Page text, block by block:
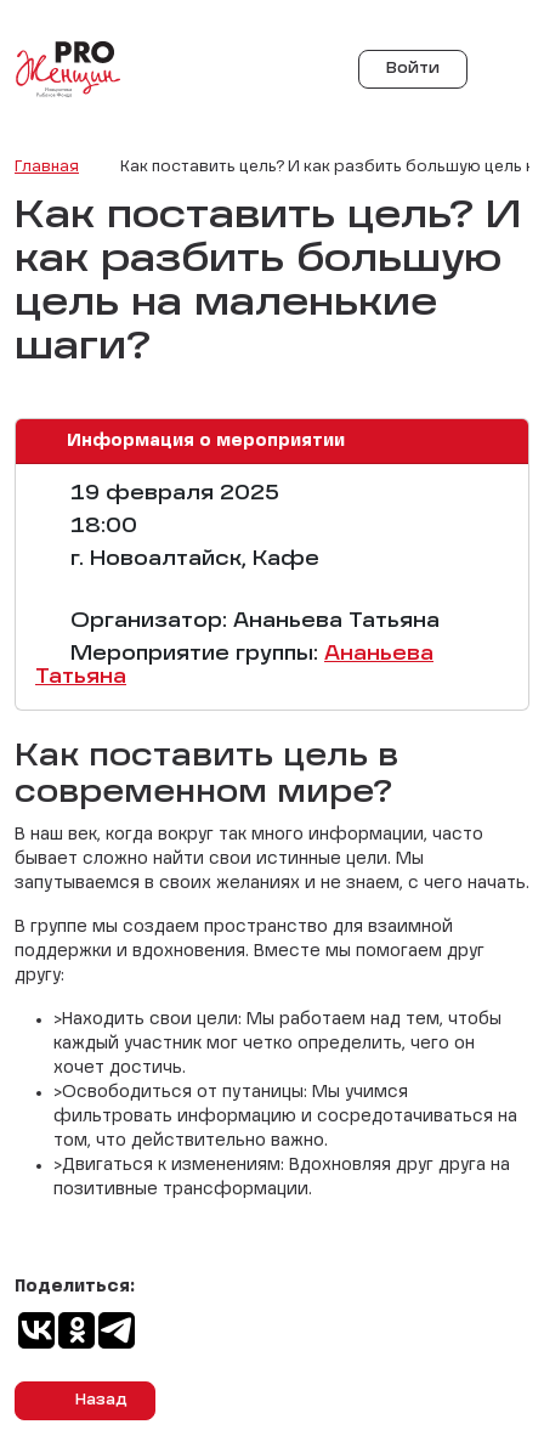
Войти
Главная Как поставить цель? И как разбить большую цель
Как поставить цель? И
как разбить большую
цель на маленькие
шаги?
Информация о мероприятии
19 февраля 2025
18:00
г. Новоалтайск, Кафе
Организатор: Ананьева Татьяна
Мероприятие группы: Ананьева
Татьяна
Как поставить цель в
современном мире?
В наш век, когда вокруг так много информации, часто
бывает сложно найти свои истинные цели. Мы
запутываемся в своих желаниях и не знаем, с чего начать.
В группе мы создаем пространство для взаимной
поддержки и вдохновения. Вместе мы помогаем друг
другу:
>Находить свои цели: Мы работаем над тем, чтобы
каждый участник мог четко определить, чего он
хочет достичь.
>Освободиться от путаницы: Мы учимся
фильтровать информацию и сосредотачиваться на
том, что действительно важно.
>Двигаться к изменениям: Вдохновляя друг друга на
позитивные трансформации.
Назад
Поделиться: